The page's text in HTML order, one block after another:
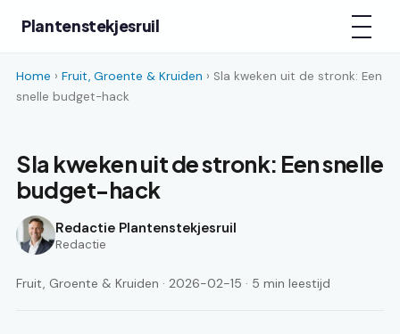
Plantenstekjesruil
Home › Fruit, Groente & Kruiden › Sla kweken uit de stronk: Een
snelle budget-hack
Sla kweken uit de stronk: Een snelle
budget-hack
Redactie Plantenstekjesruil
Redactie
Fruit, Groente & Kruiden · 2026-02-15 · 5 min leestijd